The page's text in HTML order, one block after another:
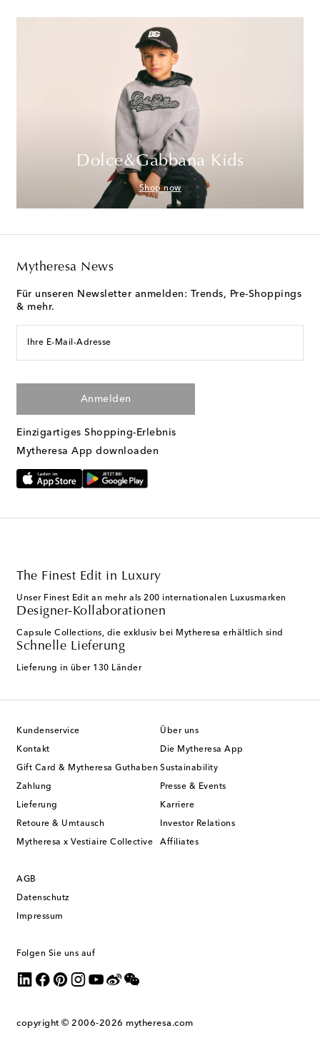
Dolce&Gabbana Kids
Shop now
Mytheresa News
Für unseren Newsletter anmelden: Trends, Pre-Shoppings
& mehr.
Ihre E-Mail-Adresse
Anmelden
Einzigartiges Shopping-Erlebnis
Mytheresa App downloaden
The Finest Edit in Luxury
Unser Finest Edit an mehr als 200 internationalen Luxusmarken
Designer-Kollaborationen
Capsule Collections, die exklusiv bei Mytheresa erhältlich sind
Schnelle Lieferung
Lieferung in über 130 Länder
Kundenservice
Kontakt
Gift Card & Mytheresa Guthaben
Zahlung
Lieferung
Retoure & Umtausch
Mytheresa x Vestiaire Collective
Über uns
Die Mytheresa App
Sustainability
Presse & Events
Karriere
Investor Relations
Affiliates
AGB
Datenschutz
Impressum
Folgen Sie uns auf
copyright © 2006-2026 mytheresa.com